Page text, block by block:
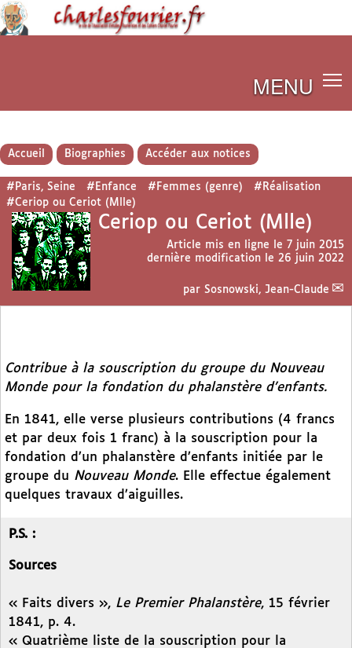
MENU
Accueil Biographies Accéder aux notices
#Paris, Seine #Enfance #Femmes (genre)
#Réalisation
#Ceriop ou Ceriot (Mlle)
Ceriop ou Ceriot (Mlle)
Article mis en ligne le 7 juin 2015
dernière modification le 26 juin 2022
par Sosnowski, Jean-Claude
Contribue à la souscription du groupe du Nouveau
Mondepour la fondation du phalanstère d’enfants.
En 1841, elle verse plusieurs contributions (4 francs
et par deux fois 1 franc) à la souscription pour la
fondation d’un phalanstère d’enfants initiée par le
groupe du Nouveau Monde. Elle effectue également
quelques travaux d’aiguilles.
P.S. :
Sources
« Faits divers », Le Premier Phalanstère, 15 février
1841, p. 4.
« Quatrième liste de la souscription pour la